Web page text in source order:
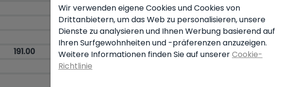
191.00 35.00
Wir verwenden eigene Cookies und Cookies von
Drittanbietern, um das Web zu personalisieren, unsere
Dienste zu analysieren und Ihnen Werbung basierend auf
Ihren Surfgewohnheiten und -präferenzen anzuzeigen.
Weitere Informationen finden Sie auf unsererCookie-
Richtlinie